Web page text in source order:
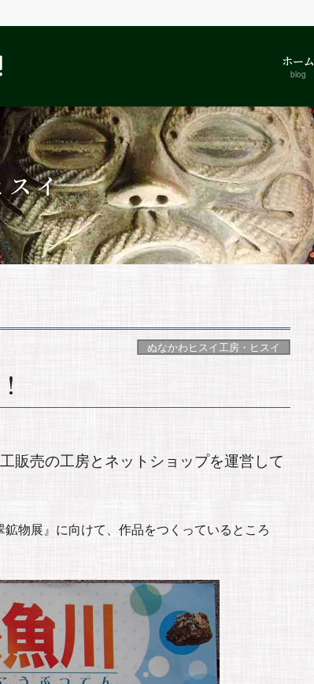
ホーム
blog
スイ
ぬなかわヒスイ工房・ヒスイ
販売の工房とネットショップを運営して
物展』に向けて、作品をつくっているところ